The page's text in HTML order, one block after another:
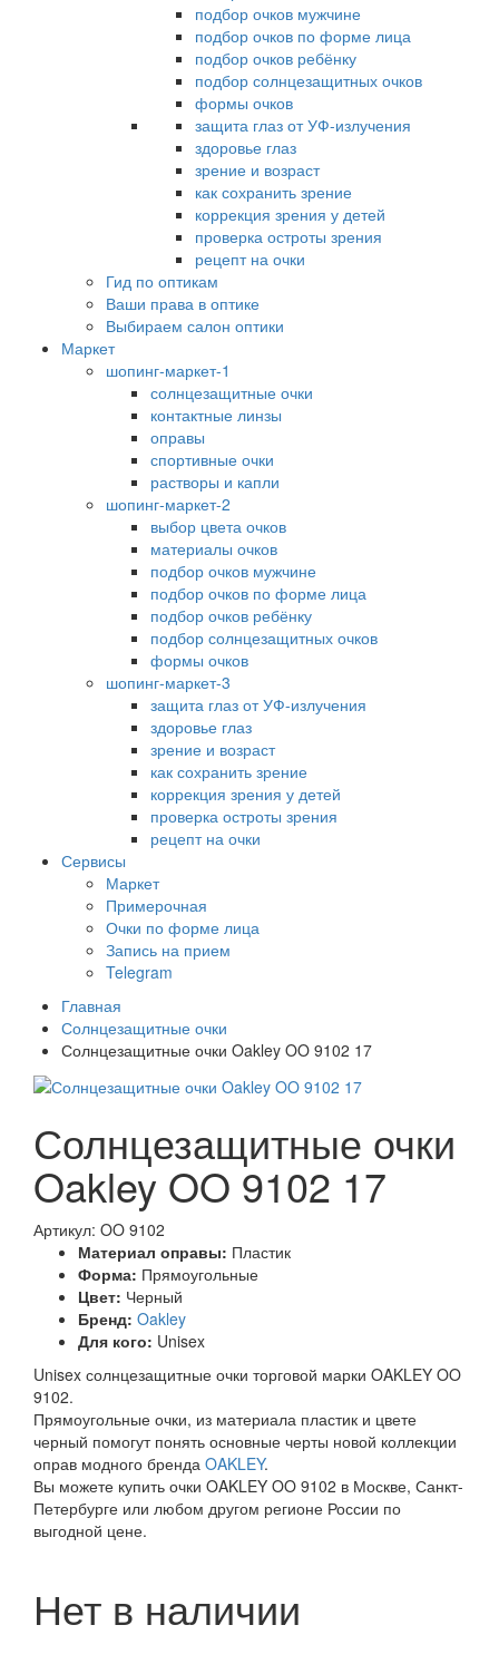
подбор очков мужчине
подбор очков по форме лица
подбор очков ребёнку
подбор солнцезащитных очков
формы очков
защита глаз от УФ-излучения
здоровье глаз
зрение и возраст
как сохранить зрение
коррекция зрения у детей
проверка остроты зрения
рецепт на очки
Гид по оптикам
Ваши права в оптике
Выбираем салон оптики
Маркет
шопинг-маркет-1
солнцезащитные очки
контактные линзы
оправы
спортивные очки
растворы и капли
шопинг-маркет-2
выбор цвета очков
материалы очков
подбор очков мужчине
подбор очков по форме лица
подбор очков ребёнку
подбор солнцезащитных очков
формы очков
шопинг-маркет-3
защита глаз от УФ-излучения
здоровье глаз
зрение и возраст
как сохранить зрение
коррекция зрения у детей
проверка остроты зрения
рецепт на очки
Сервисы
Маркет
Примерочная
Очки по форме лица
Запись на прием
Telegram
Главная
Солнцезащитные очки
Солнцезащитные очки Oakley OO 9102 17
Солнцезащитные очки
Oakley OO 9102 17
Артикул: OO 9102
Материал оправы: Пластик
Форма: Прямоугольные
Цвет: Черный
Бренд: Oakley
Для кого: Unisex
Unisex солнцезащитные очки торговой марки OAKLEY OO
9102.
Прямоугольные очки, из материала пластик и цвете
черный помогут понять основные черты новой коллекции
оправ модного бренда OAKLEY.
Вы можете купить очки OAKLEY OO 9102 в Москве, Санкт-
Петербурге или любом другом регионе России по
выгодной цене.
Нет в наличии